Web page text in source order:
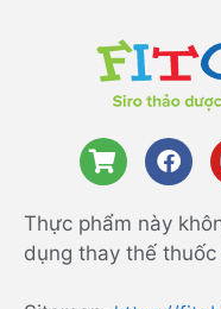
Thực phẩm này
dụng thay thế